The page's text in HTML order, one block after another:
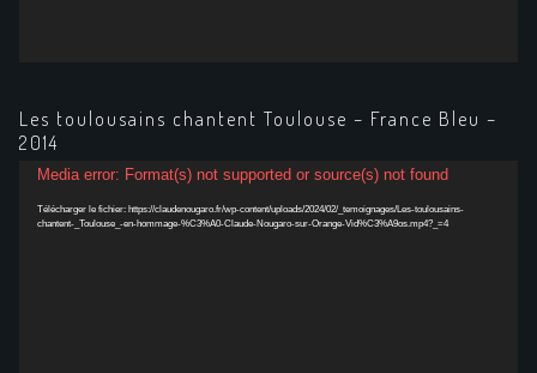
Les toulousains chantent Toulouse – France Bleu –
2014
Lecteur
Media error: Format(s) not supported or source(s) not found
Télécharger le fichier: https://claudenougaro.fr/wp-content/uploads/2024/02/_temoignages/Les-toulousains-
chantent-_Toulouse_-en-hommage-%C3%A0-Claude-Nougaro-sur-Orange-Vid%C3%A9os.mp4?_=4